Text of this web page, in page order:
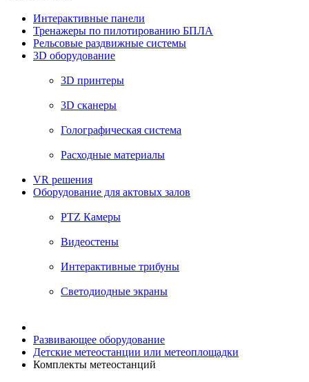
Интерактивные панели
Тренажеры по пилотированию БПЛА
Рельсовые раздвижные системы
3D оборудование
3D принтеры
3D сканеры
Голографическая система
Расходные материалы
VR решения
Оборудование для актовых залов
PTZ Камеры
Видеостены
Интерактивные трибуны
Светодиодные экраны
Развивающее оборудование
Детские метеостанции или метеоплощадки
Комплекты метеостанций